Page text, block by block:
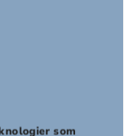
som